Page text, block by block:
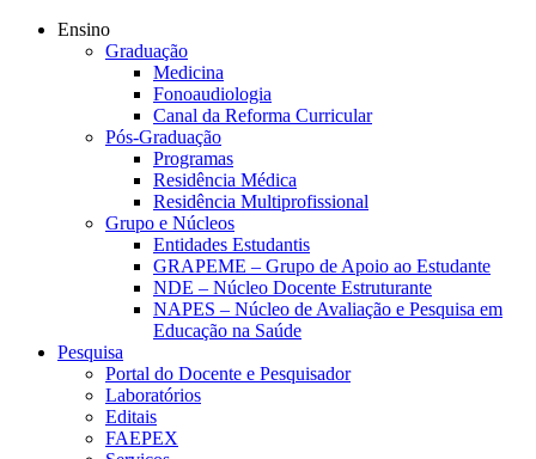
Ensino
Graduação
Medicina
Fonoaudiologia
Canal da Reforma Curricular
Pós-Graduação
Programas
Residência Médica
Residência Multiprofissional
Grupo e Núcleos
Entidades Estudantis
GRAPEME – Grupo de Apoio ao Estudante
NDE – Núcleo Docente Estruturante
NAPES – Núcleo de Avaliação e Pesquisa em
Educação na Saúde
Pesquisa
Portal do Docente e Pesquisador
Laboratórios
Editais
FAEPEX